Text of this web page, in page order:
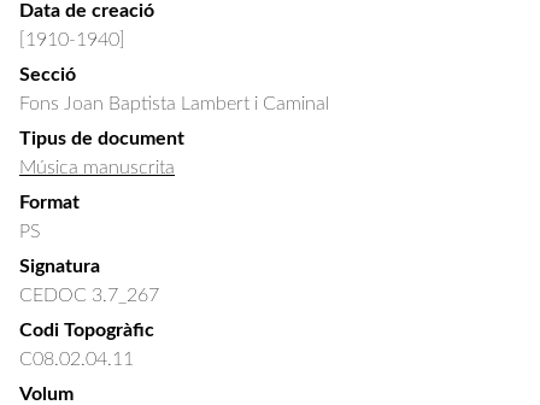
Data de creació
[1910-1940]
Secció
Fons Joan Baptista Lambert i Caminal
Tipus de document
Música manuscrita
Format
PS
Signatura
CEDOC 3.7_267
Codi Topogràfic
C08.02.04.11
Volum